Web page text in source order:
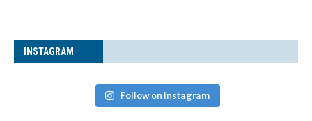
INS­TA­GRAM
Follow on Instagram